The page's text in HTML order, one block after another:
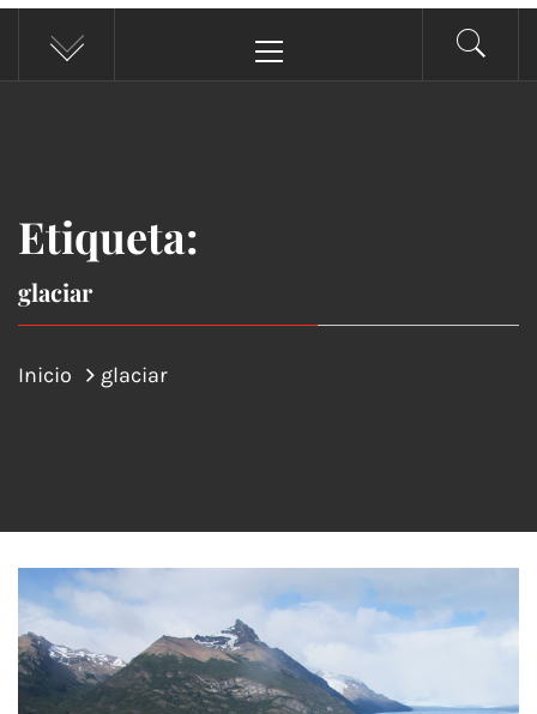
principal
Etiqueta:
glaciar
Inicio glaciar